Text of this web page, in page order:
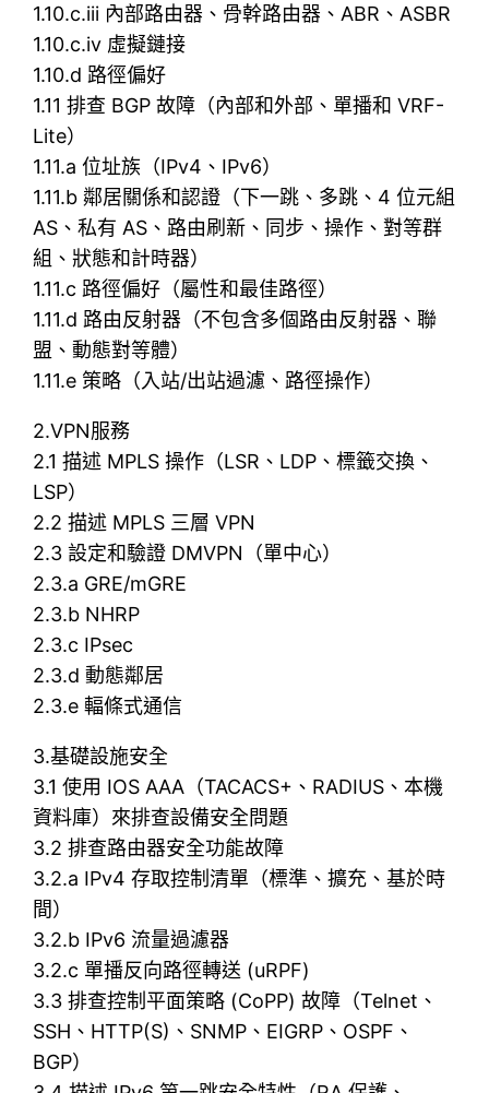
1.10.c.iii 內部路由器、骨幹路由器、ABR、ASBR
1.10.c.iv 虛擬鏈接
1.10.d 路徑偏好
1.11 排查 BGP 故障（內部和外部、單播和 VRF-
Lite）
1.11.a 位址族（IPv4、IPv6）
1.11.b 鄰居關係和認證（下一跳、多跳、4 位元組
AS、私有 AS、路由刷新、同步、操作、對等群
組、狀態和計時器）
1.11.c 路徑偏好（屬性和最佳路徑）
1.11.d 路由反射器（不包含多個路由反射器、聯
盟、動態對等體）
1.11.e 策略（入站/出站過濾、路徑操作）
2.VPN服務
2.1 描述 MPLS 操作（LSR、LDP、標籤交換、
LSP）
2.2 描述 MPLS 三層 VPN
2.3 設定和驗證 DMVPN（單中心）
2.3.a GRE/mGRE
2.3.b NHRP
2.3.c IPsec
2.3.d 動態鄰居
2.3.e 輻條式通信
3.基礎設施安全
3.1 使用 IOS AAA（TACACS+、RADIUS、本機
資料庫）來排查設備安全問題
3.2 排查路由器安全功能故障
3.2.a IPv4 存取控制清單（標準、擴充、基於時
間）
3.2.b IPv6 流量過濾器
3.2.c 單播反向路徑轉送 (uRPF)
3.3 排查控制平面策略 (CoPP) 故障（Telnet、
SSH、HTTP(S)、SNMP、EIGRP、OSPF、
BGP）